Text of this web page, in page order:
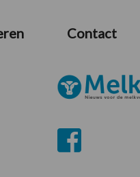
Contact